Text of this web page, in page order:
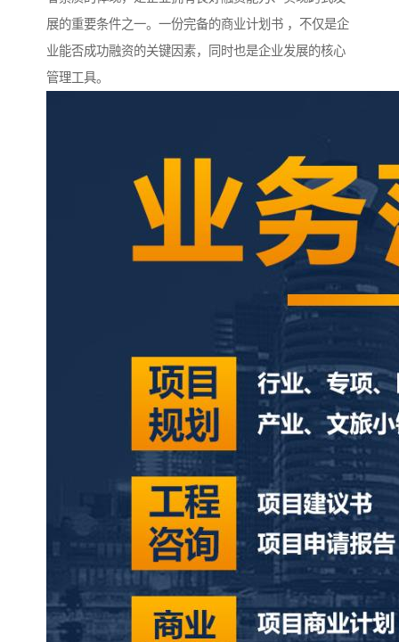
展的重要条件之一。一份完备的商业计划书 ，不仅是企
业能否成功融资的关键因素，同时也是企业发展的核心
管理工具。